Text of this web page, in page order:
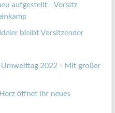
aufgestellt - Vorsitz
bleibt Vorsitzender
2022 - Mit großer
öffnet ihr neues